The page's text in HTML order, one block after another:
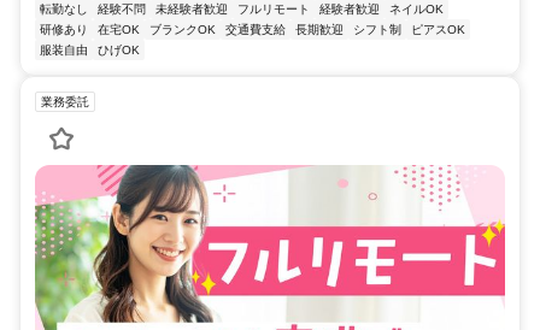
転勤なし
経験不問 未経験者歓迎 フルリモート 経験者歓迎
ネイルOK
研修あり
在宅OK ブランクOK 交通費支給 長期歓迎 シフト制
ピアスOK
服装自由
ひげOK
業務委託